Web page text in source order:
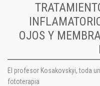
OJOS Y
El profesor Kosakovskyi, toda
fototerapia